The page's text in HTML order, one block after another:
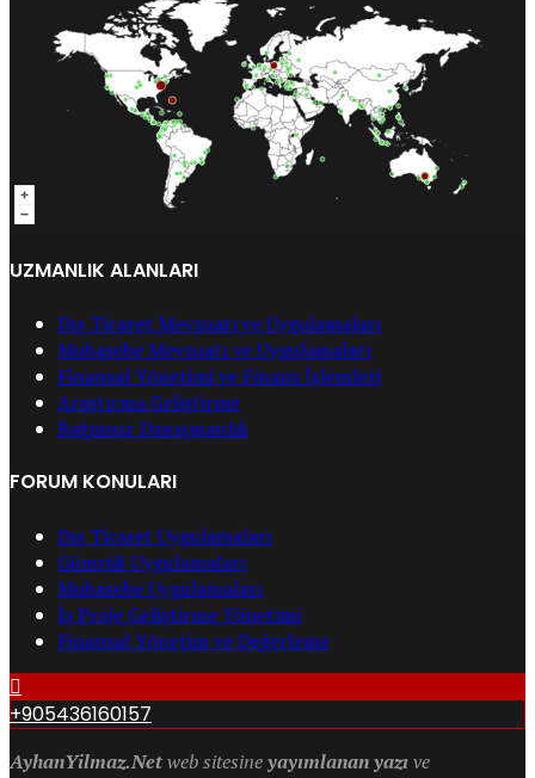
UZMANLIK ALANLARI
Dış Ticaret Mevzuatı ve Uygulamaları
Muhasebe Mevzuatı ve Uygulamaları
Finansal Yönetimi ve Finans İşlemleri
Araştırma Geliştirme
Bağımsız Danışmanlık
FORUM KONULARI
Dış Ticaret Uygulamaları
Gümrük Uygulamaları
Muhasebe Uygulamaları
İş Proje Geliştirme Yönetimi
Finansal Yönetim ve Değerleme
+905436160157
AyhanYilmaz.Netweb sitesineyayımlanan yazıve